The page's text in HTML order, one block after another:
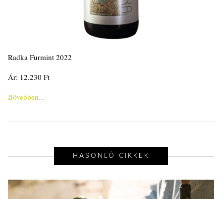
Radka Furmint 2022
Ár: 12.230 Ft
Bővebben...
HASONLÓ CIKKEK